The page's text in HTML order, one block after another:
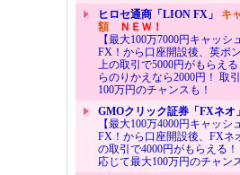
ヒロセ通商「LION FX」 キ
額ＮＥＷ！
【最大100万7000円キャッシ
FX！から口座開設後、英ポ
上の取引で5000円がもらえ
らのりかえなら2000円！ 取
100万円のチャンスも！
GMOクリック証券「FXネオ」
【最大100万4000円キャッシ
FX！から口座開設後、FXネ
の取引で4000円がもらえる
応じて最大100万円のチャン